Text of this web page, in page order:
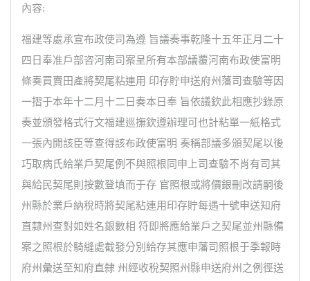
內容:
福建等處承宣布政使司為遵 旨議奏事乾隆十五年正月二十
四日奉准戶部咨河南司案呈所有本部議覆河南布政使富明
條奏買賣田產將契尾粘連用 印存貯申送府州藩司查驗等因
一摺于本年十二月十二日奏本日奉 旨依議欽此相應抄錄原
奏並頒發格式行文福建巡撫欽遵辦理可也計粘單一紙格式
一張內開該臣等查得該布政使富明 奏稱部議多頒契尾以後
巧取病氏給業戶契尾例不與照根同申上司查驗不肖有司其
與給民契尾則按數登填而于存 官照根或將價銀刪改請嗣後
州縣於業戶納稅時將契尾粘連用印存貯每遇十號申送知府
直隸州查對如姓名銀數相 符即將應給業戶之契尾並州縣備
案之照根於騎縫處截發分別給存其應申藩司照根于季報時
府州彙送至知府直隸 州經收稅契照州縣申送府州之例徑送